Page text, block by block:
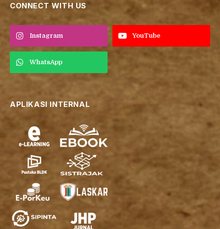
CONNECT WITH US
Instagram YouTube
WhatsApp
APLIKASI INTERNAL